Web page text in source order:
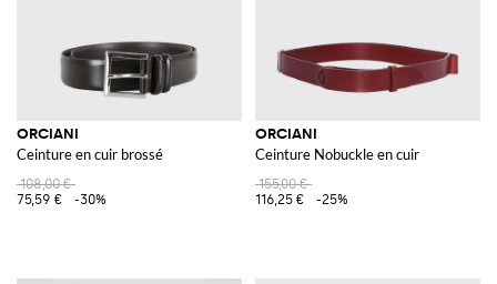
ORCIANI
Ceinture en cuir brossé
108,00 €
75,59 €
-30%
ORCIANI
Ceinture Nobuckle en cuir
155,00 €
116,25 €
-25%